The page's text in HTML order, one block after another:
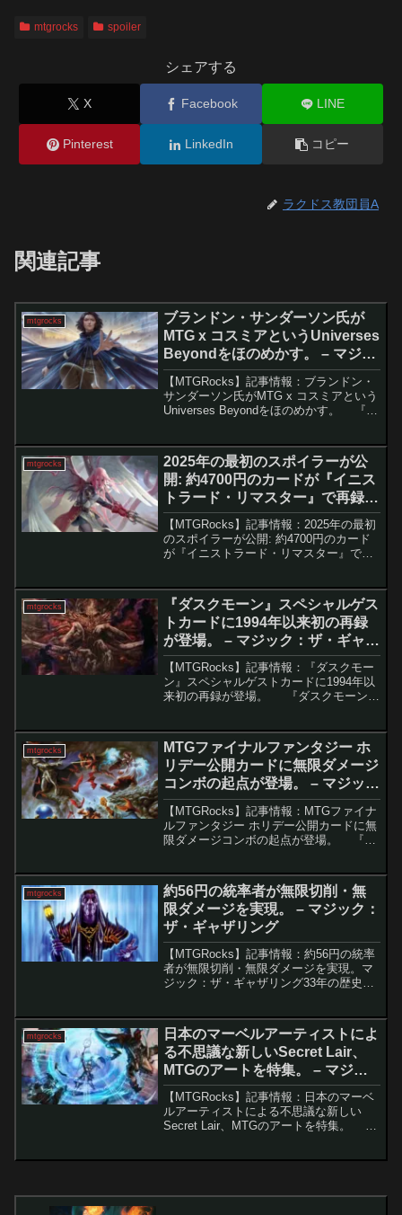
mtgrocks spoiler
シェアする
X Facebook LINE
Pinterest LinkedIn コピー
ラクドス教団員A
関連記事
mtgrocks
ブランドン・サンダーソン氏が
MTG x コスミアというUniverses
Beyondをほのめかす。 – マジッ
ク：ザ・ギャザリング
【MTGRocks】記事情報：ブランドン・
サンダーソン氏がMTG x コスミアという
Universes Beyondをほのめかす。 『マ
ーの巨匠...
mtgrocks
2025年の最初のスポイラーが公
開: 約4700円のカードが『イニス
トラード・リマスター』で再録。
– マジック：ザ・ギャザリング
【MTGRocks】記事情報：2025年の最初
のスポイラーが公開: 約4700円のカード
が『イニストラード・リマスター』で再
スター』が2025年1月24日にリリー...
mtgrocks
『ダスクモーン』スペシャルゲス
トカードに1994年以来初の再録
が登場。 – マジック：ザ・ギャザ
リング
【MTGRocks】記事情報：『ダスクモー
ン』スペシャルゲストカードに1994年以
来初の再録が登場。 『ダスクモーン：
ト」ボーナスシート。今回は、これまで
とは異な...
mtgrocks
MTGファイナルファンタジー ホ
リデー公開カードに無限ダメージ
コンボの起点が登場。 – マジッ
ク：ザ・ギャザリング
【MTGRocks】記事情報：MTGファイナ
ルファンタジー ホリデー公開カードに無
限ダメージコンボの起点が登場。 『マ
は、すでに数か月前に発売され大きな話
題を呼び...
mtgrocks
約56円の統率者が無限切削・無
限ダメージを実現。 – マジック：
ザ・ギャザリング
【MTGRocks】記事情報：約56円の統率
者が無限切削・無限ダメージを実現。マ
ジック：ザ・ギャザリング33年の歴史に
路」に由来する伝説の存在「高位の秘儀
術師、イス」もそ...
mtgrocks
日本のマーベルアーティストによ
る不思議な新しいSecret Lair、
MTGのアートを特集。 – マジッ
ク：ザ・ギャザリング
【MTGRocks】記事情報：日本のマーベ
ルアーティストによる不思議な新しい
Secret Lair、MTGのアートを特集。 今